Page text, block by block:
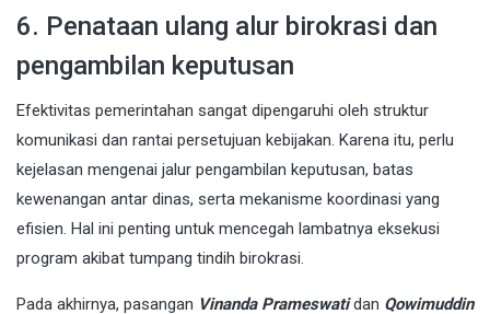
6. Penataan ulang alur birokrasi dan
pengambilan keputusan
Efektivitas pemerintahan sangat dipengaruhi oleh struktur
komunikasi dan rantai persetujuan kebijakan. Karena itu, perlu
kejelasan mengenai jalur pengambilan keputusan, batas
kewenangan antar dinas, serta mekanisme koordinasi yang
efisien. Hal ini penting untuk mencegah lambatnya eksekusi
program akibat tumpang tindih birokrasi.
Pada akhirnya, pasangan Vinanda Prameswatidan Qowimuddin